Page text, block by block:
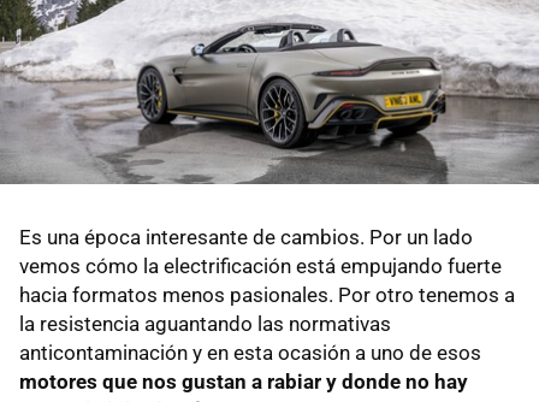
Es una época interesante de cambios. Por un lado
vemos cómo la electrificación está empujando fuerte
hacia formatos menos pasionales. Por otro tenemos a
la resistencia aguantando las normativas
anticontaminación y en esta ocasión a uno de esos
motores que nos gustan a rabiar y donde no hay